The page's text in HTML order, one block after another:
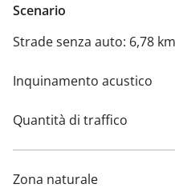
Scenario
Strade senza auto: 6,78
Inquinamento acustico
Quantità di traffico
Zona naturale